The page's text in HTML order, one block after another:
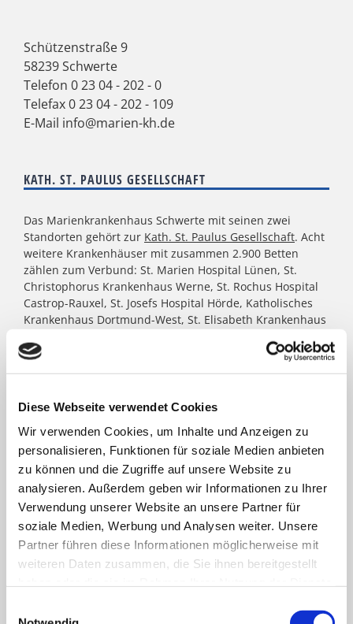
Diese Webseite verwendet Cookies
Wir verwenden Cookies, um Inhalte und Anzeigen zu
personalisieren, Funktionen für soziale Medien anbieten
zu können und die Zugriffe auf unsere Website zu
analysieren. Außerdem geben wir Informationen zu Ihrer
Verwendung unserer Website an unsere Partner für
soziale Medien, Werbung und Analysen weiter. Unsere
Partner führen diese Informationen möglicherweise mit
weiteren Daten zusammen, die Sie ihnen bereitgestellt
Schützenstraße 9
58239 Schwerte
Telefon 0 23 04 - 202 - 0
Telefax 0 23 04 - 202 - 109
E-Mail info@marien-kh.de
KATH. ST. PAULUS GESELLSCHAFT
Das Marienkrankenhaus Schwerte mit seinen zwei
Standorten gehört zur Kath. St. Paulus Gesellschaft. Acht
weitere Krankenhäuser mit zusammen 2.900 Betten
zählen zum Verbund: St. Marien Hospital Lünen, St.
Christophorus Krankenhaus Werne, St. Rochus Hospital
Castrop-Rauxel, St. Josefs Hospital Hörde, Katholisches
Krankenhaus Dortmund-West, St. Elisabeth Krankenhaus
sowie für das St. Johannes Hospital im Zentrum von
Kath. St. Paulus Gesellschaft zählt zu den größten
8.500 Menschen arbeiten für das Wohl der ihnen
anvertrauten Patient:innen, Bewohner:innen, Kinder und
Jugendlichen.
FACHBEREICHE
Klinik für Allgemein-, Viszeral- und minimal-